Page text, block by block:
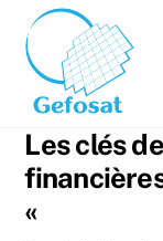
content
Les clés
«